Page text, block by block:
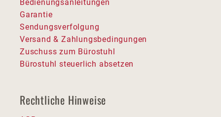
Bedienungsanleitungen
Garantie
Sendungsverfolgung
Versand & Zahlungsbedingungen
Zuschuss zum Bürostuhl
Bürostuhl steuerlich absetzen
Rechtliche Hinweise